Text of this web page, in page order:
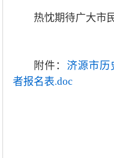
热忱期待广大市
附件： 济源市历
者报名表.doc